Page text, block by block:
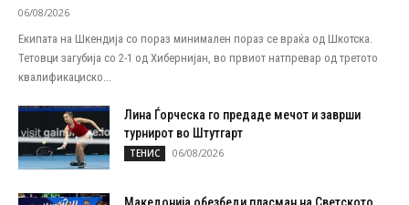
06/08/2026
Екипата на Шкендија со пораз минимален пораз се враќа од Шкотска.
Тетовци загубија со 2-1 од Хибернијан, во првиот натпревар од третото
квалификациско...
Лина Ѓорческа го предаде мечот и заврши
турнирот во Штутгарт
ТЕНИС 06/08/2026